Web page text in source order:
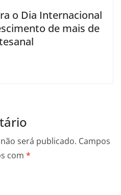
o Dia Internacional
de mais de
será publicado. Campos
com *